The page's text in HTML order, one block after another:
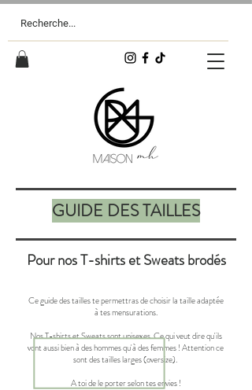
GUIDE DES TAILLES
Pour nos T-shirts et Sweats brodés
Ce guide des tailles te permettras de choisir la taille adaptée
à tes mensurations.
Nos T-shirts et Sweats sont unisexes. Ce qui veut dire qu'ils
vont aussi bien à des hommes qu'à des femmes ! Attention ce
sont des tailles larges (oversize).
A toi de le porter selon tes envies !